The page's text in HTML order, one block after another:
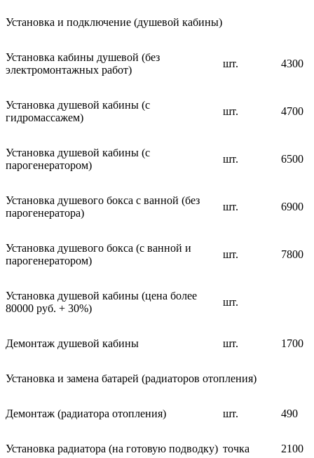
Установка и подключение (душевой кабины)
Установка кабины душевой (без
электромонтажных работ)
шт. 4300
Установка душевой кабины (с
гидромассажем)
шт. 4700
Установка душевой кабины (с
парогенератором)
шт. 6500
Установка душевого бокса с ванной (без
парогенератора)
шт. 6900
Установка душевого бокса (с ванной и
парогенератором)
шт. 7800
Установка душевой кабины (цена более
80000 руб. + 30%)
шт.
Демонтаж душевой кабины шт. 1700
Установка и замена батарей (радиаторов отопления)
Демонтаж (радиатора отопления) шт. 490
Установка радиатора (на готовую подводку) точка 2100